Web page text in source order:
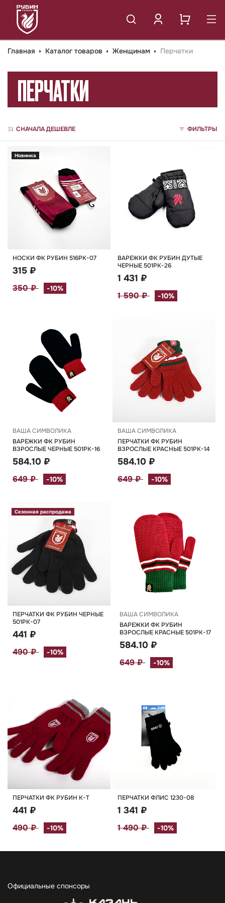
Главная Каталог товаров Женщинам Перчатки
ПЕРЧАТКИ
СНАЧАЛА ДЕШЕВЛЕ ФИЛЬТРЫ
Новинка
НОСКИ ФК РУБИН 516РК-07
315 ₽
350 ₽ -10%
ВАРЕЖКИ ФК РУБИН ДУТЫЕ
ЧЕРНЫЕ 501РК-26
1 431 ₽
1 590 ₽ -10%
ВАША СИМВОЛИКА
ВАРЕЖКИ ФК РУБИН
ВЗРОСЛЫЕ ЧЕРНЫЕ 501РК-16
584.10 ₽
649 ₽ -10%
ВАША СИМВОЛИКА
ПЕРЧАТКИ ФК РУБИН
ВЗРОСЛЫЕ КРАСНЫЕ 501РК-14
584.10 ₽
649 ₽ -10%
Сезонная распродажа
ПЕРЧАТКИ ФК РУБИН ЧЕРНЫЕ
501РК-07
441 ₽
490 ₽ -10%
ВАША СИМВОЛИКА
ВАРЕЖКИ ФК РУБИН
ВЗРОСЛЫЕ КРАСНЫЕ 501РК-17
584.10 ₽
649 ₽ -10%
ПЕРЧАТКИ ФК РУБИН К-Т
441 ₽
490 ₽ -10%
ПЕРЧАТКИ ФЛИС 1230-08
1 341 ₽
1 490 ₽ -10%
Официальные спонсоры